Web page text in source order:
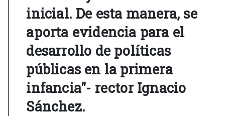
inicial. De esta manera, se
aporta evidencia para el
desarrollo de políticas
públicas en la primera
infancia"- rector Ignacio
Sánchez.